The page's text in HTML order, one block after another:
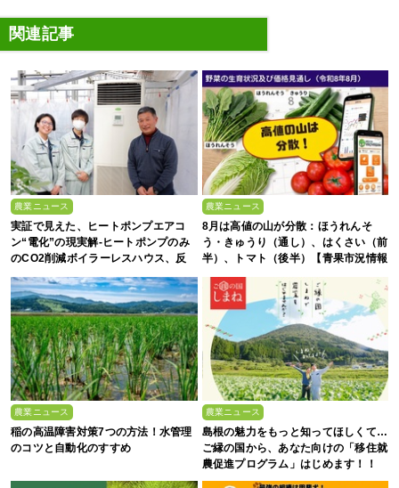
関連記事
農業ニュース
実証で見えた、ヒートポンプエアコ
ン“電化”の現実解-ヒートポンプのみ
のCO2削減ボイラーレスハウス、反
農業ニュース
8月は高値の山が分散：ほうれんそ
う・きゅうり（通し）、はくさい（前
半）、トマト（後半）【青果市況情報
農業ニュース
稲の高温障害対策7つの方法！水管理
のコツと自動化のすすめ
農業ニュース
島根の魅力をもっと知ってほしくて…
ご縁の国から、あなた向けの「移住就
農促進プログラム」はじめます！！